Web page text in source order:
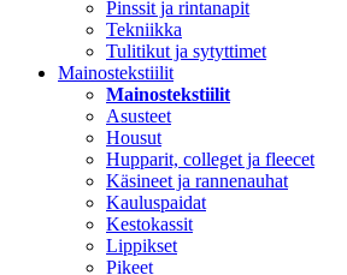
Pinssit ja rintanapit
Tekniikka
Tulitikut ja sytyttimet
Mainostekstiilit
Mainostekstiilit
Asusteet
Housut
Hupparit, colleget ja fleecet
Käsineet ja rannenauhat
Kauluspaidat
Kestokassit
Lippikset
Pikeet